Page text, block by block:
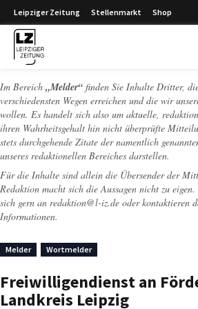
Leipziger Zeitung Stellenmarkt Shop
Im Bereich „Melder“ finden Sie Inhalte Dritter,
verschiedensten Wegen erreichen und die wir
wollen. Es handelt sich also um aktuelle,
ihren Wahrheitsgehalt hin nicht überprüfte
stets durchgehende Zitate der namentlich
unseres redaktionellen Bereiches darstellen.
Für die Inhalte sind allein die Übersender der
Redaktion macht sich die Aussagen nicht zu
sich gern an redaktion@l-iz.de oder kontaktieren
Informationen.
Melder Wortmelder
Freiwilligendienst an
Landkreis Leipzig